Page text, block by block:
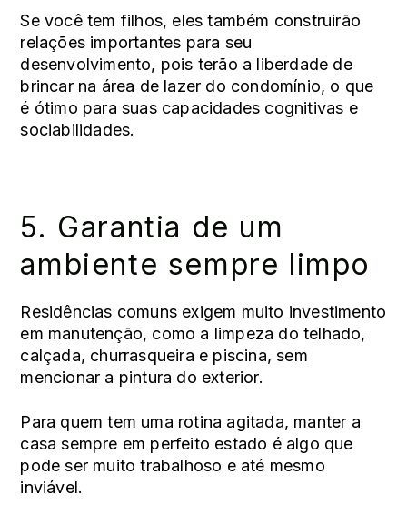
Se você tem filhos, eles também construirão
relações importantes para seu
desenvolvimento, pois terão a liberdade de
brincar na área de lazer do condomínio, o que
é ótimo para suas capacidades cognitivas e
sociabilidades.
5. Garantia de um
ambiente sempre limpo
Residências comuns exigem muito investimento
em manutenção, como a limpeza do telhado,
calçada, churrasqueira e piscina, sem
mencionar a pintura do exterior.
Para quem tem uma rotina agitada, manter a
casa sempre em perfeito estado é algo que
pode ser muito trabalhoso e até mesmo
inviável.